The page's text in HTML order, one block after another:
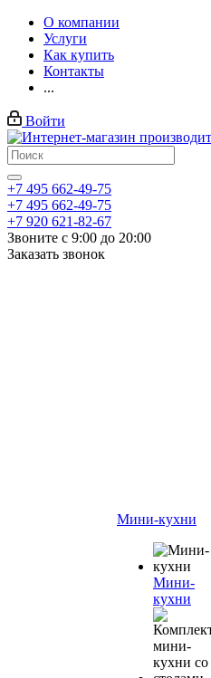
О компании
Услуги
Как купить
Контакты
...
Войти
+7 495 662-49-75
+7 495 662-49-75
+7 920 621-82-67
Звоните с 9:00 до 20:00
Заказать звонок
Мини-кухни
Мини-
кухни